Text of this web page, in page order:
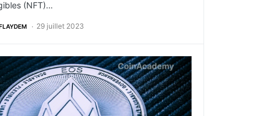
(NFT)…
29 juillet 2023
: EOS vise l’interopérabilité avec Ethereum et lance la